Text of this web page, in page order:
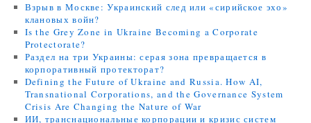
Взрыв в Москве: Украинский след или «сирийское эхо»
клановых войн?
Is the Grey Zone in Ukraine Becoming a Corporate
Protectorate?
Раздел на три Украины: серая зона превращается в
корпоративный протекторат?
Defining the Future of Ukraine and Russia. How AI,
Transnational Corporations, and the Governance System
Crisis Are Changing the Nature of War
ИИ, транснациональные корпорации и кризис систем